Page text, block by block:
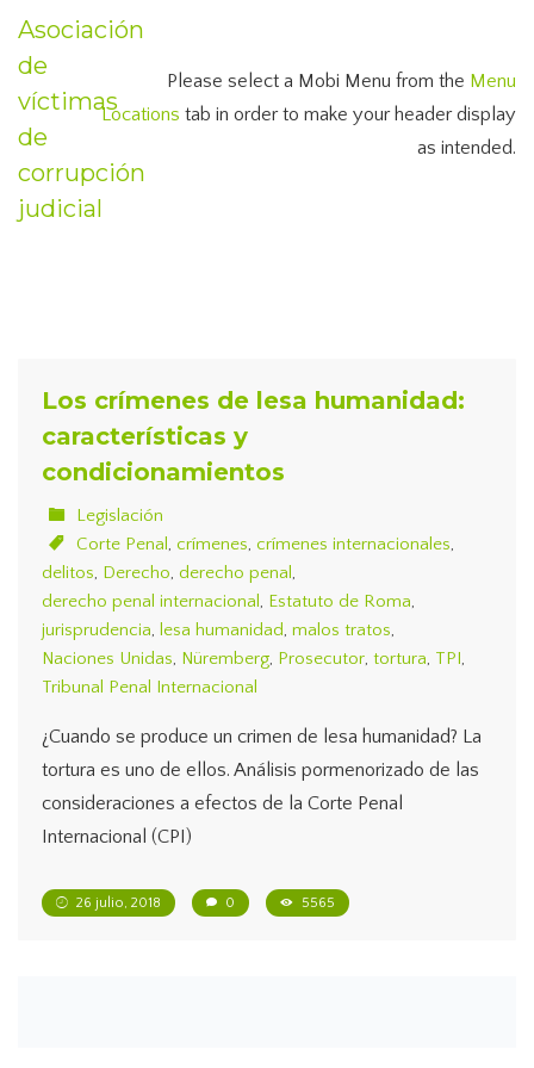
Asociación
de
víctimas
de
corrupción
judicial
Please select a Mobi Menu from the Menu
Locations tab in order to make your header display
as intended.
Los crímenes de lesa humanidad:
características y
condicionamientos
Legislación
Corte Penal , crímenes, crímenes internacionales,
delitos, Derecho, derecho penal ,
derecho penal internacional , Estatuto de Roma,
jurisprudencia, lesa humanidad, malos tratos,
Naciones Unidas, Nüremberg, Prosecutor, tortura, TPI,
Tribunal Penal Internacional
¿Cuando se produce un crimen de lesa humanidad? La
tortura es uno de ellos. Análisis pormenorizado de las
consideraciones a efectos de la Corte Penal
Internacional (CPI)
26 julio, 2018 0 5565